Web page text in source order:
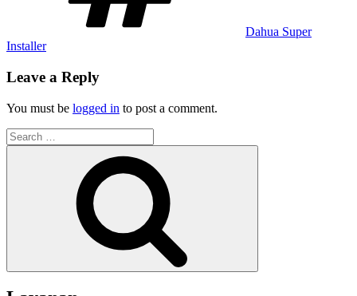
Dahua Super
Installer
Leave a Reply
You must be logged in to post a comment.
Search
for: